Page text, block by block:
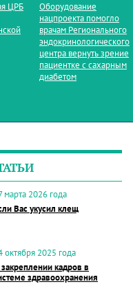
ЦРБ
Оборудование
нацпроекта помогло
врачам Регионального
эндокринологического
центра вернуть зрение
пациентке с сахарным
диабетом
марта 2026 года
Вас укусил клещ
октября 2025 года
кадров в
здравоохранения